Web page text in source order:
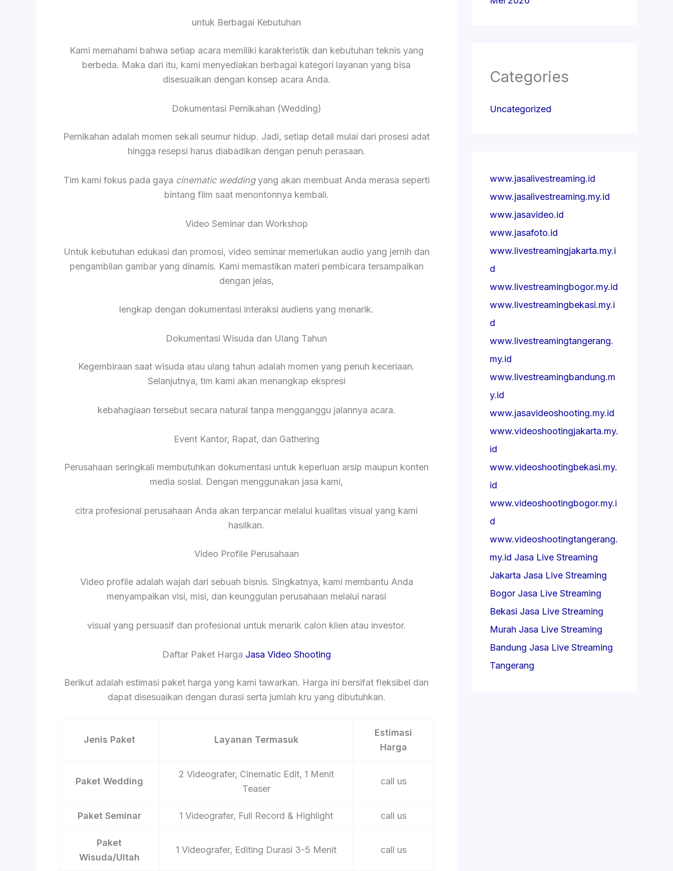
untuk Berbagai Kebutuhan
Kami memahami bahwa setiap acara memiliki karakteristik dan kebutuhan teknis yang
berbeda. Maka dari itu, kami menyediakan berbagai kategori layanan yang bisa
disesuaikan dengan konsep acara Anda.
Dokumentasi Pernikahan (Wedding)
Pernikahan adalah momen sekali seumur hidup. Jadi, setiap detail mulai dari prosesi adat
hingga resepsi harus diabadikan dengan penuh perasaan.
Tim kami fokus pada gaya cinematic weddingyang akan membuat Anda merasa seperti
bintang film saat menontonnya kembali.
Video Seminar dan Workshop
Untuk kebutuhan edukasi dan promosi, video seminar memerlukan audio yang jernih dan
pengambilan gambar yang dinamis. Kami memastikan materi pembicara tersampaikan
dengan jelas,
lengkap dengan dokumentasi interaksi audiens yang menarik.
Dokumentasi Wisuda dan Ulang Tahun
Kegembiraan saat wisuda atau ulang tahun adalah momen yang penuh keceriaan.
Selanjutnya, tim kami akan menangkap ekspresi
kebahagiaan tersebut secara natural tanpa mengganggu jalannya acara.
Event Kantor, Rapat, dan Gathering
Perusahaan seringkali membutuhkan dokumentasi untuk keperluan arsip maupun konten
media sosial. Dengan menggunakan jasa kami,
citra profesional perusahaan Anda akan terpancar melalui kualitas visual yang kami
hasilkan.
Video Profile Perusahaan
Video profile adalah wajah dari sebuah bisnis. Singkatnya, kami membantu Anda
menyampaikan visi, misi, dan keunggulan perusahaan melalui narasi
visual yang persuasif dan profesional untuk menarik calon klien atau investor.
Daftar Paket Harga Jasa Video Shooting
Berikut adalah estimasi paket harga yang kami tawarkan. Harga ini bersifat fleksibel dan
dapat disesuaikan dengan durasi serta jumlah kru yang dibutuhkan.
Jenis Paket Layanan Termasuk
Estimasi
Harga
Paket Wedding
2 Videografer, Cinematic Edit, 1 Menit
Teaser
call us
Paket Seminar 1 Videografer, Full Record & Highlight call us
Paket
Wisuda/Ultah
1 Videografer, Editing Durasi 3-5 Menit call us
Categories
Uncategorized
www.jasalivestreaming.id
www.jasalivestreaming.my.id
www.jasavideo.id
www.jasafoto.id
www.livestreamingjakarta.my.i
d
www.livestreamingbogor.my.id
www.livestreamingbekasi.my.i
d
www.livestreamingtangerang.
my.id
www.livestreamingbandung.m
y.id
www.jasavideoshooting.my.id
www.videoshootingjakarta.my.
id
www.videoshootingbekasi.my.
id
www.videoshootingbogor.my.i
d
www.videoshootingtangerang.
my.id Jasa Live Streaming
Jakarta Jasa Live Streaming
Bogor Jasa Live Streaming
Bekasi Jasa Live Streaming
Murah Jasa Live Streaming
Bandung Jasa Live Streaming
Tangerang